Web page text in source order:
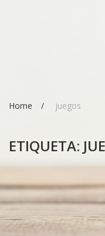
Home juegos
ETIQUETA: